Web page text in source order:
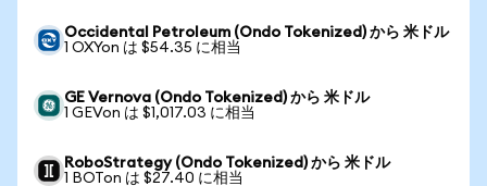
Occidental Petroleum (Ondo Tokenized) から 米ドル
1 OXYon は $54.35 に相当
GE Vernova (Ondo Tokenized) から 米ドル
1 GEVon は $1,017.03 に相当
RoboStrategy (Ondo Tokenized) から 米ドル
1 BOTon は $27.40 に相当